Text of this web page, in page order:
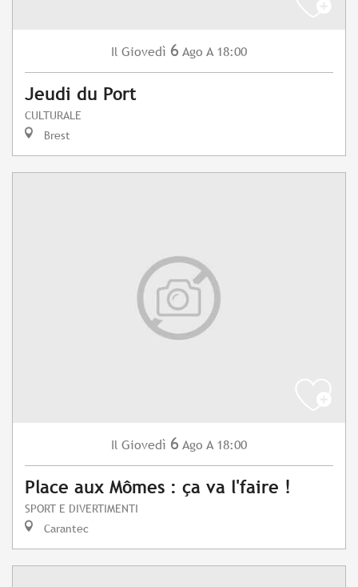
Il Giovedì 6 Ago A 18:00
Jeudi du Port
CULTURALE
Brest
Il Giovedì 6 Ago A 18:00
Place aux Mômes : ça va l'faire !
SPORT E DIVERTIMENTI
Carantec